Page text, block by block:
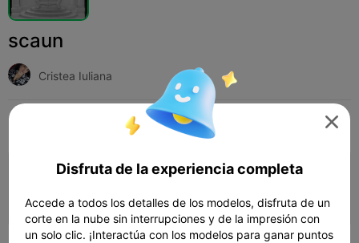
scaun
Cristea Iuliana
Add Otro 
 Añadir configuración de impresión
Gana más puntos

Disfruta de la experiencia completa
Accede a todos los detalles de los modelos, disfruta de un
corte en la nube sin interrupciones y de la impresión con
un solo clic. ¡Interactúa con los modelos para ganar puntos